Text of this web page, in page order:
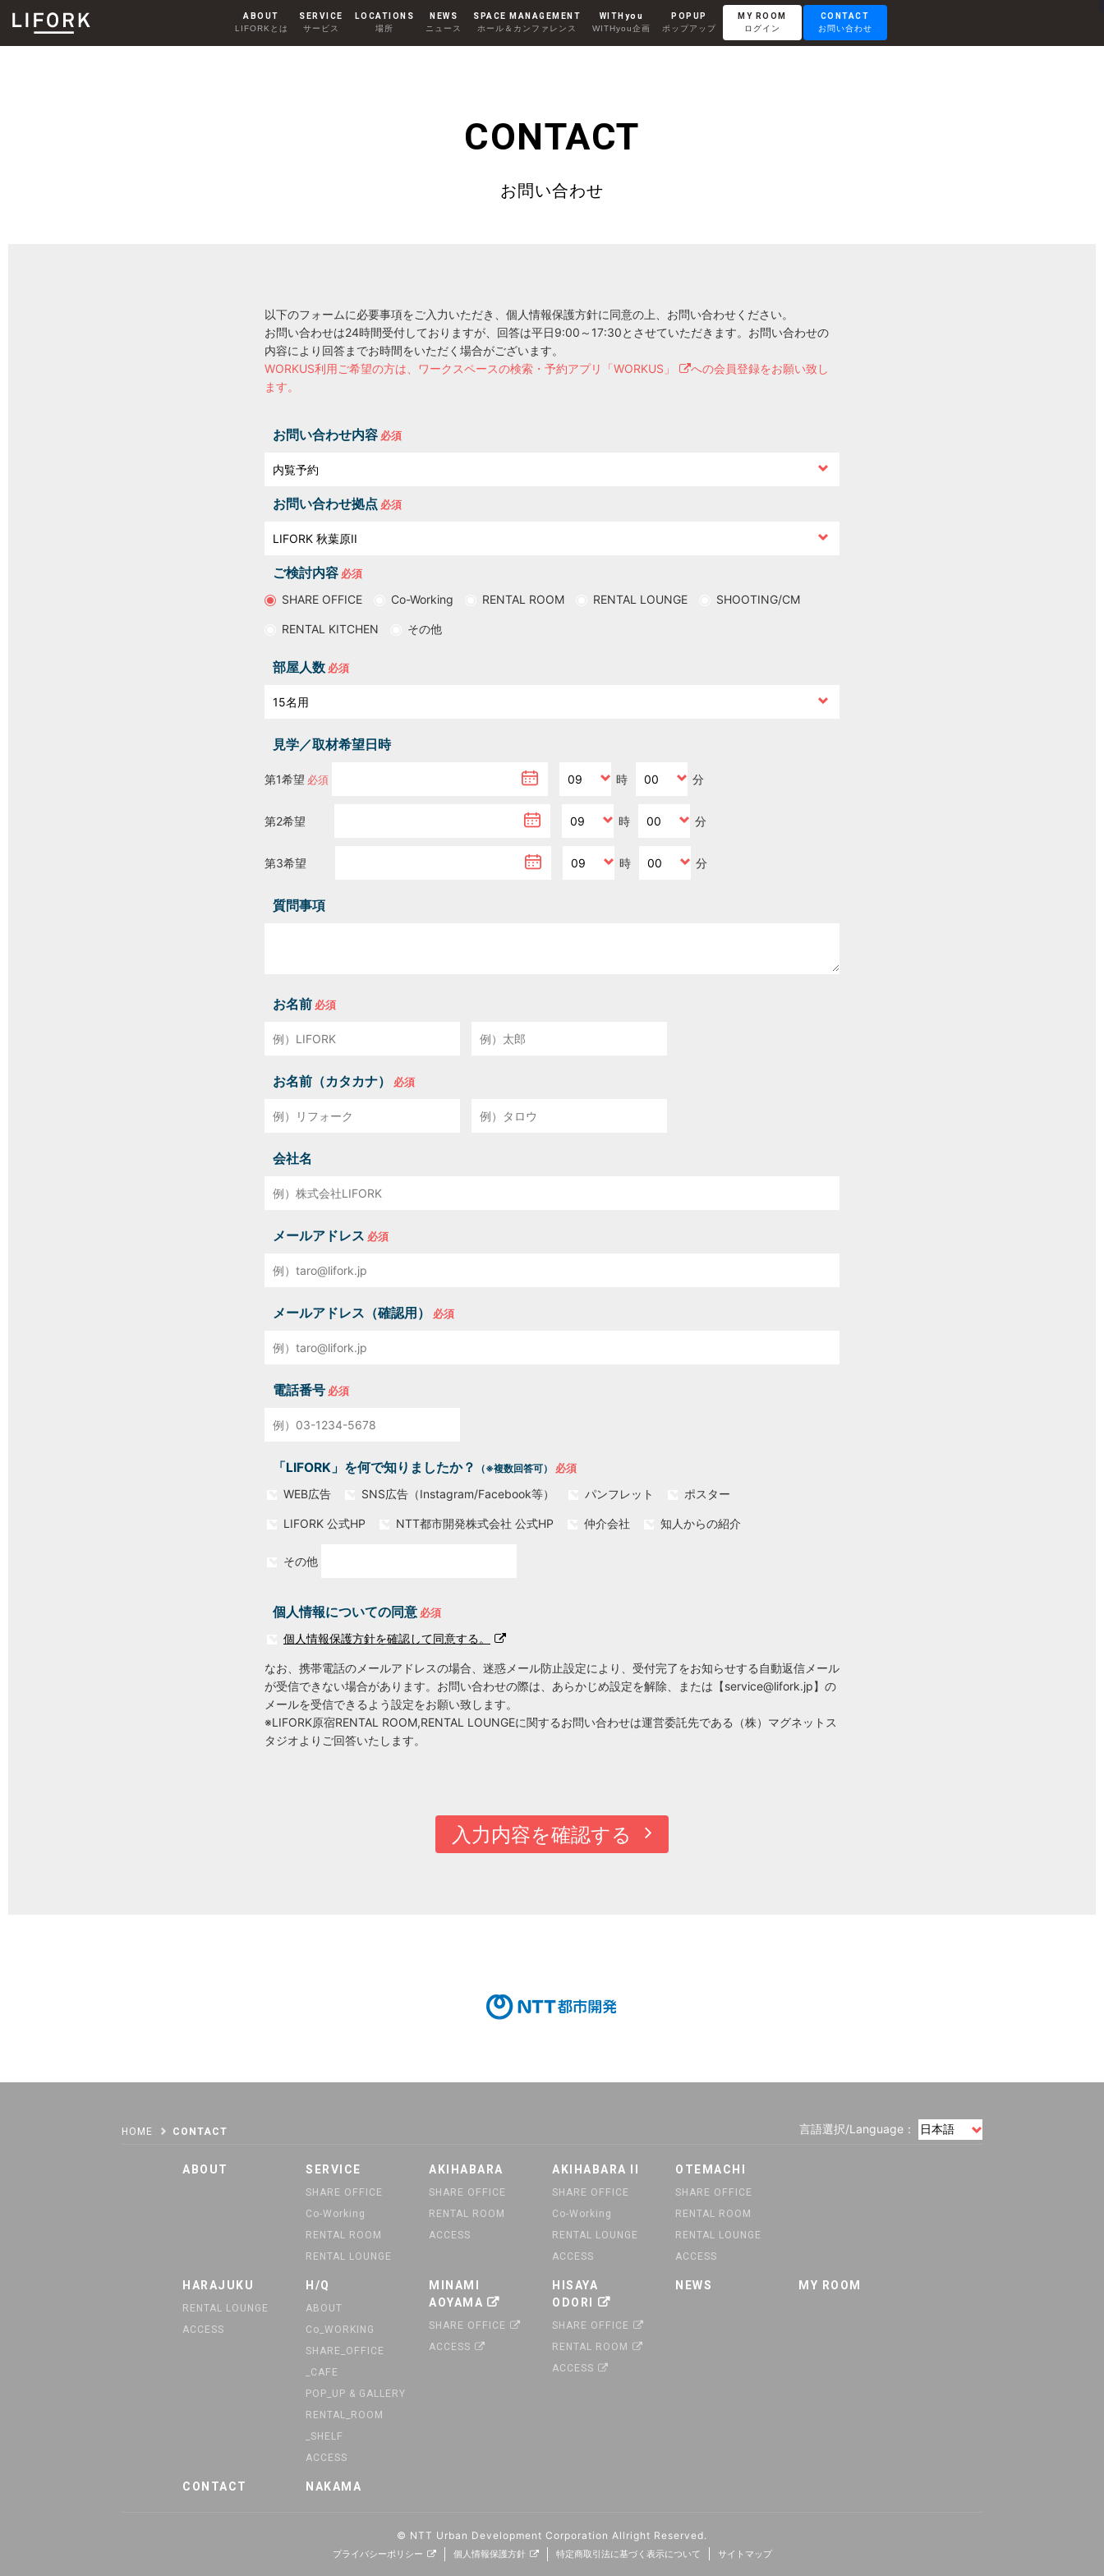
ABOUT
LIFORKとは
SERVICE
サービス
SHARE OFFICE Co-Working RENTAL ROOM RENTAL LOUNGE
LOCATIONS
場所
秋葉原Ⅱ
NEWS
ニュース
SPACE MANAGEMENT
ホール＆カンファレンス
WITHyou
WITHyou企画
POPUP
ポップアップ
MY ROOM
ログイン
CONTACT
お問い合わせ
CONTACT
お問い合わせ
以下のフォームに必要事項をご入力いただき、個人情報保護方針に同意の上、お問い合わせください。
お問い合わせは24時間受付しておりますが、回答は平日9:00～17:30とさせていただきます。お問い合わせの
内容により回答までお時間をいただく場合がございます。
WORKUS利用ご希望の方は、
ワークスペースの検索・予約アプリ「WORKUS」
への会員登録をお願い致し
ます。
お問い合わせ内容
お問い合わせ拠点
ご検討内容
SHARE OFFICE Co-Working RENTAL ROOM RENTAL LOUNGE SHOOTING/CM
RENTAL KITCHEN その他
部屋人数
見学／取材希望日時
第1希望 時 分
第2希望 時 分
第3希望 時 分
質問事項
お名前
お名前（カタカナ）
会社名
メールアドレス
メールアドレス（確認用）
電話番号
「LIFORK」を何で知りましたか？ （※複数回答可）
WEB広告 SNS広告（Instagram/Facebook等） パンフレット ポスター
LIFORK 公式HP NTT都市開発株式会社 公式HP 仲介会社 知人からの紹介
その他
個人情報についての同意
個人情報保護方針を確認して同意する。
なお、携帯電話のメールアドレスの場合、迷惑メール防止設定により、受付完了をお知らせする自動返信メール
が受信できない場合があります。お問い合わせの際は、あらかじめ設定を解除、または【service@lifork.jp】の
メールを受信できるよう設定をお願い致します。
※LIFORK原宿RENTAL ROOM,RENTAL LOUNGEに関するお問い合わせは運営委託先である（株）マグネットス
タジオよりご回答いたします。
入力内容を確認する
HOME CONTACT 言語選択/Language：
ABOUT SERVICE
SHARE OFFICE
Co-Working
RENTAL ROOM
RENTAL LOUNGE
AKIHABARA
SHARE OFFICE
RENTAL ROOM
ACCESS
AKIHABARA II
SHARE OFFICE
Co-Working
RENTAL LOUNGE
ACCESS
OTEMACHI
SHARE OFFICE
RENTAL ROOM
RENTAL LOUNGE
ACCESS
HARAJUKU
RENTAL LOUNGE
ACCESS
H/Q
ABOUT
Co_WORKING
SHARE_OFFICE
_CAFE
POP_UP & GALLERY
RENTAL_ROOM
_SHELF
ACCESS
MINAMI
AOYAMA
SHARE OFFICE
ACCESS
HISAYA
ODORI
SHARE OFFICE
RENTAL ROOM
ACCESS
NEWS MY ROOM
CONTACT NAKAMA
© NTT Urban Development Corporation Allright Reserved.
プライバシーポリシー 個人情報保護方針 特定商取引法に基づく表示について サイトマップ